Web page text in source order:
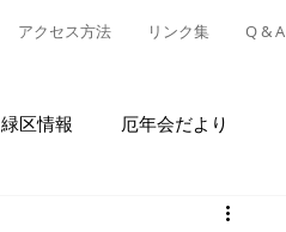
アクセス方法 リンク集 Q & A
緑区情報 厄年会だより
グルメ・テイクアウト情報